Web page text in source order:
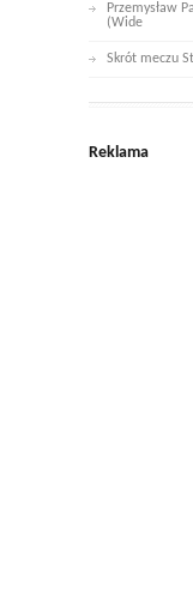
Przemysław
(Wide
Skrót meczu
Reklama